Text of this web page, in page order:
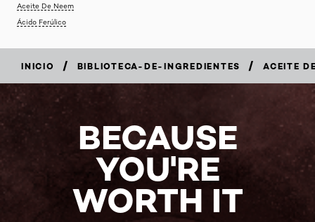
Aceite De Neem
Ácido Ferúlico
INICIO / BIBLIOTECA-DE-INGREDIENTES / ACEITE
BECAUSE
YOU'RE
WORTH IT